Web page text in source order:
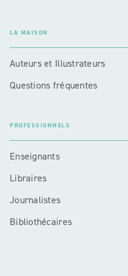
LA MAISON
Auteurs et Illustrateurs
Questions fréquentes
PROFESSIONNELS
Enseignants
Libraires
Journalistes
Bibliothécaires